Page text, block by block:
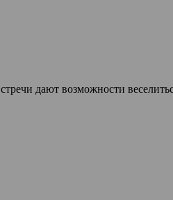
дают возможности